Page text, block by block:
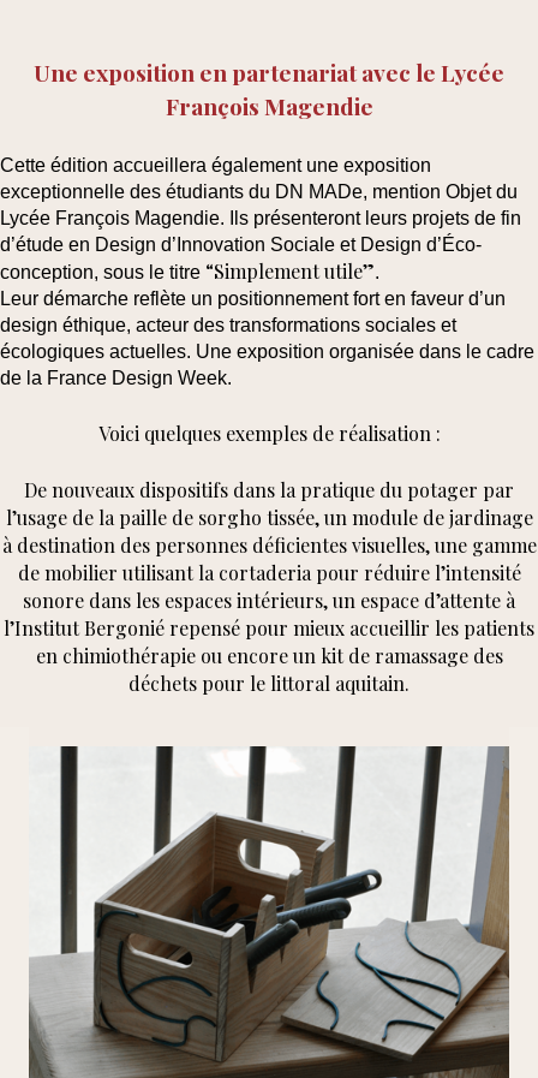
Une exposition en partenariat avec le Lycée
François Magendie
Cette édition accueillera également une exposition
exceptionnelle des étudiants du DN MADe, mention Objetdu
Lycée François Magendie. Ils présenteront leurs projets de fin
d’étude en Design d’Innovation Sociale et Design d’Éco-
conception, sous le titre “Simplement utile”.
Leur démarche reflète un positionnement fort en faveur d’un
design éthique, acteur des transformations sociales et
écologiques actuelles. Une exposition organisée dans le cadre
de la France Design Week.
Voici quelques exemples de réalisation :
De nouveaux dispositifs dans la pratique du potager par
l’usage de la paille de sorgho tissée, un module de jardinage
à destination des personnes déficientes visuelles, une gamme
de mobilier utilisant la cortaderia pour réduire l’intensité
sonore dans les espaces intérieurs, un espace d’attente à
l’Institut Bergonié repensé pour mieux accueillir les patients
en chimiothérapie ou encore un kit de ramassage des
déchets pour le littoral aquitain.